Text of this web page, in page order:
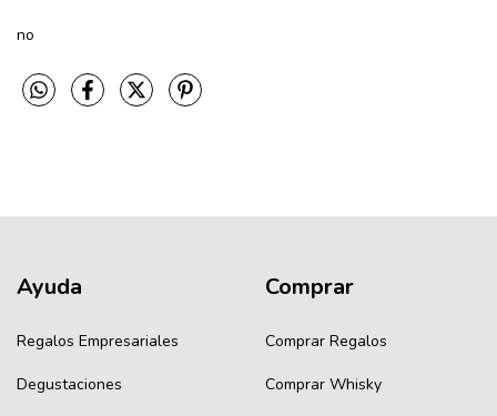
no
Ayuda
Regalos Empresariales
Degustaciones
Comprar
Comprar Regalos
Comprar Whisky